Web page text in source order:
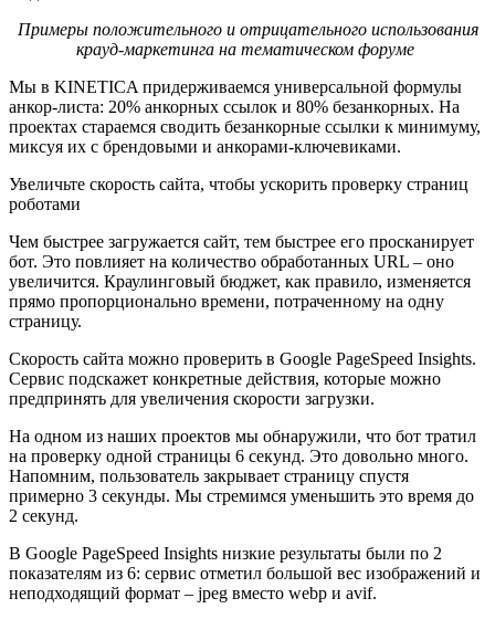
Примеры положительного и отрицательного использования
крауд-маркетинга на тематическом форуме
Мы в KINETICA придерживаемся универсальной формулы
анкор-листа: 20% анкорных ссылок и 80% безанкорных. На
проектах стараемся сводить безанкорные ссылки к минимуму,
миксуя их с брендовыми и анкорами-ключевиками.
Увеличьте скорость сайта, чтобы ускорить проверку страниц
роботами
Чем быстрее загружается сайт, тем быстрее его просканирует
бот. Это повлияет на количество обработанных URL – оно
увеличится. Краулинговый бюджет, как правило, изменяется
прямо пропорционально времени, потраченному на одну
страницу.
Скорость сайта можно проверить в Google PageSpeed Insights.
Сервис подскажет конкретные действия, которые можно
предпринять для увеличения скорости загрузки.
На одном из наших проектов мы обнаружили, что бот тратил
на проверку одной страницы 6 секунд. Это довольно много.
Напомним, пользователь закрывает страницу спустя
примерно 3 секунды. Мы стремимся уменьшить это время до
2 секунд.
В Google PageSpeed Insights низкие результаты были по 2
показателям из 6: сервис отметил большой вес изображений и
неподходящий формат – jpeg вместо webp и avif.